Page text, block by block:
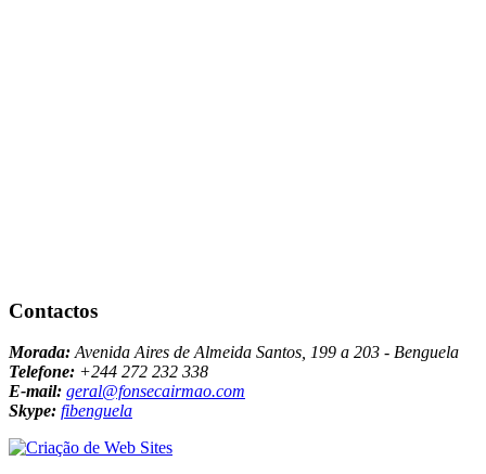
Contactos
Morada: Avenida Aires de Almeida Santos, 199 a 203 - Benguela
Telefone: +244 272 232 338
E-mail: geral@fonsecairmao.com
Skype: fibenguela